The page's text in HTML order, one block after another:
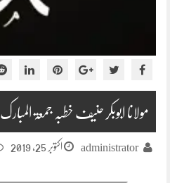
مولانا ابوبکر حنیف خطبہ جمعۃ المبارک 2019-10-25
administrator اکتوبر 25, 2019